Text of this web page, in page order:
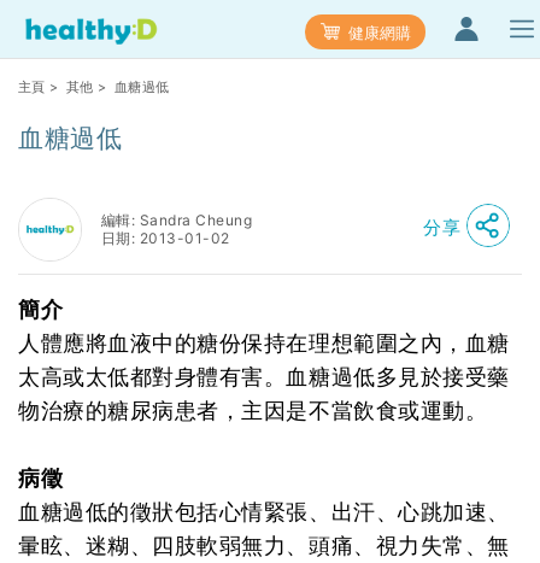
健康網購
主頁 > 其他 > 血糖過低
血糖過低
編輯: Sandra Cheung
日期: 2013-01-02
分享
簡介
人體應將血液中的糖份保持在理想範圍之內，血糖
太高或太低都對身體有害。血糖過低多見於接受藥
物治療的糖尿病患者，主因是不當飲食或運動。
病徵
血糖過低的徵狀包括心情緊張、出汗、心跳加速、
暈眩、迷糊、四肢軟弱無力、頭痛、視力失常、無